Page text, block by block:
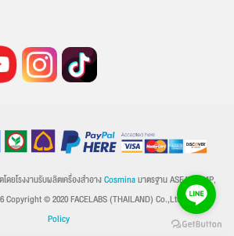
ยโรงงานรับผลิตเครื่องสำอางCosminaมาตรฐาน ASEAN GMP,
Copyright © 2020 FACELABS (THAILAND) Co.,Ltd.Privacy
Policy